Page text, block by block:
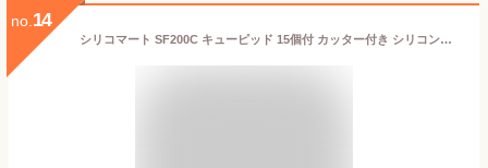
no. 14
シリコマート SF200C キューピッド 15個付 カッター付き シリコン型 | Silikomart CUPIDO シリコンフレックス